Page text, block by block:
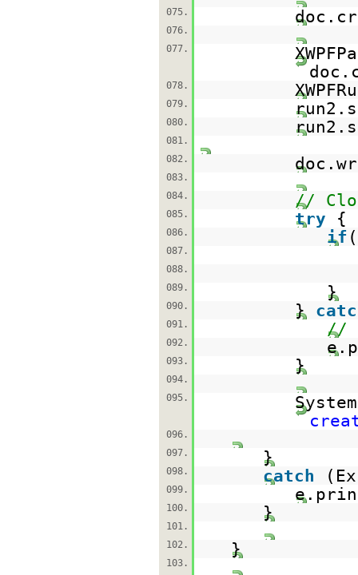
075.
076.
077.
078.
079.
080.
081.
082.
083.
084.
//
085. try {
086. if
087.
088.
089.
}
090. }
091. //
092.
093.
094.
095.
096.
097.
}
098. catch
099.
100. }
101.
102.
}
103.